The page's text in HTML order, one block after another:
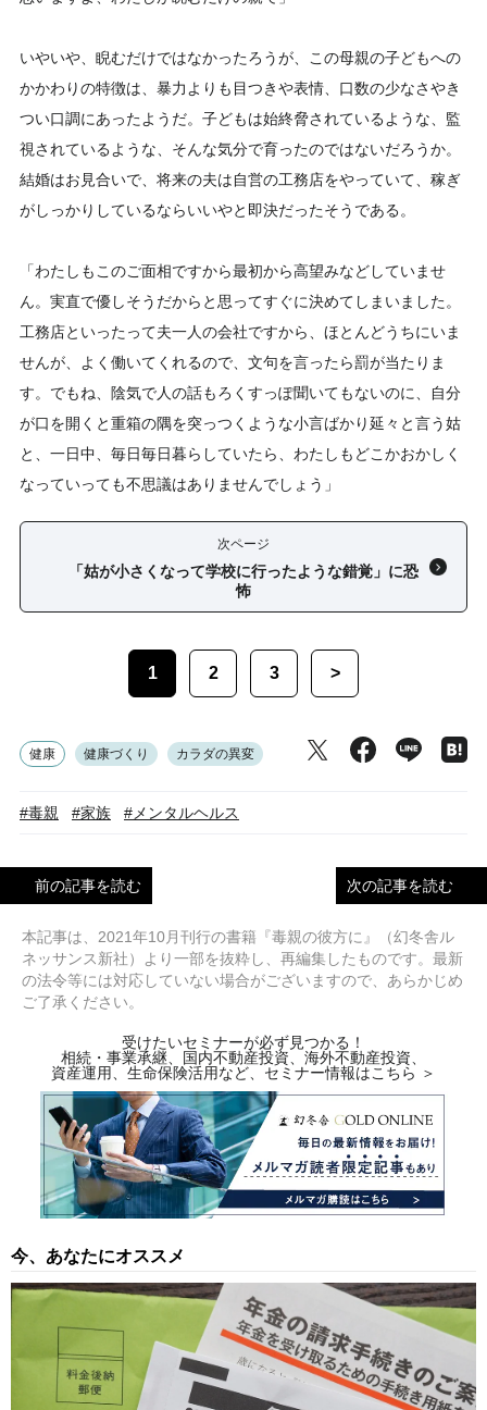
いやいや、睨むだけではなかったろうが、この母親の子どもへの
かかわりの特徴は、暴力よりも目つきや表情、口数の少なさやき
つい口調にあったようだ。子どもは始終脅されているような、監
視されているような、そんな気分で育ったのではないだろうか。
結婚はお見合いで、将来の夫は自営の工務店をやっていて、稼ぎ
がしっかりしているならいいやと即決だったそうである。
「わたしもこのご面相ですから最初から高望みなどしていませ
ん。実直で優しそうだからと思ってすぐに決めてしまいました。
工務店といったって夫一人の会社ですから、ほとんどうちにいま
せんが、よく働いてくれるので、文句を言ったら罰が当たりま
す。でもね、陰気で人の話もろくすっぽ聞いてもないのに、自分
が口を開くと重箱の隅を突っつくような小言ばかり延々と言う姑
と、一日中、毎日毎日暮らしていたら、わたしもどこかおかしく
なっていっても不思議はありませんでしょう」
次ページ
「姑が小さくなって学校に行ったような錯覚」に恐
怖
1 2 3 >
健康 健康づくり カラダの異変
#毒親 #家族 #メンタルヘルス
前の記事を読む 次の記事を読む
本記事は、2021年10月刊行の書籍『毒親の彼方に』（幻冬舎ル
ネッサンス新社）より一部を抜粋し、再編集したものです。最新
の法令等には対応していない場合がございますので、あらかじめ
ご了承ください。
受けたいセミナーが必ず見つかる！
相続・事業承継、国内不動産投資、海外不動産投資、
資産運用、生命保険活用など、セミナー情報はこちら ＞
今、あなたにオススメ